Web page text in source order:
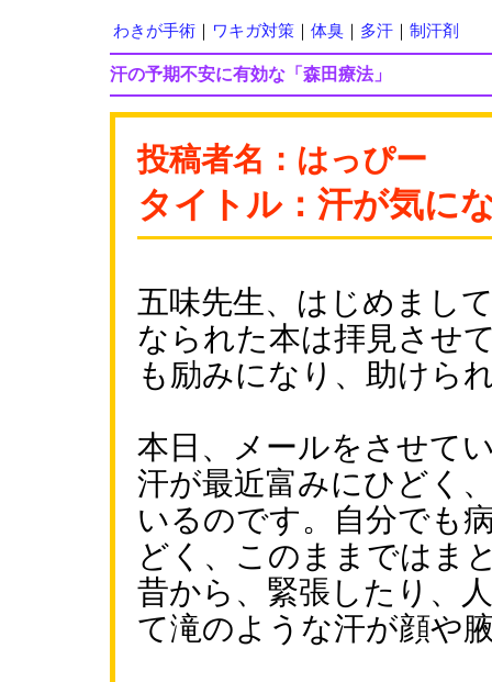
わきが手術 ワキガ対策 体臭 多汗 制汗剤
汗の予期不安に有効な「森田療法」
投稿者名：はっぴー
タイトル：汗が気に
五味先生、はじめまし
なられた本は拝見させ
も励みになり、助けら
本日、メールをさせて
汗が最近富みにひどく
いるのです。自分でも
どく、このままではま
昔から、緊張したり、
て滝のような汗が顔や